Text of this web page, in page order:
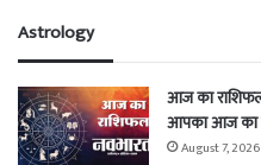
Astrology
आज का
आपका आज का
August 7, 2026